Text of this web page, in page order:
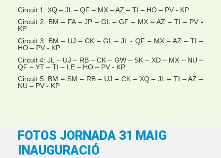
Circuit 1 : XQ – JL – QF – MX – AZ – TI – HO – PV - KP
Circuit 2: BM – FA – JP – GL – GF – MX – AZ – TI – PV -
KP
Circuit 3: BM – UJ – CK – GL – JL - QF – MX – AZ – TI –
HO – PV - KP
Circuit 4: JL – UJ – RB – CK – GW – SK – XD – MX – NU –
QF – YT – TI – LE – HO – PV - KP
Circuit 5: BM – SM – RB – UJ – CK – XQ – JL – TI – AZ –
NU – PV - KP
FOTOS JORNADA 31 MAIG
INAUGURACIÓ